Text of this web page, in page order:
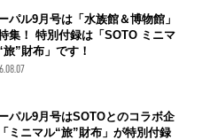
パル9月号は「水族館＆博物館」
集！ 特別付録は「SOTO ミニマ
旅”財布」です！
パル9月号はSOTOとのコラボ企
ミニマル“旅”財布」が特別付録